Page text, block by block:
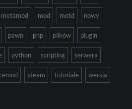
metamod mod motd nowy
pawn php plików plugin
python scripting serwera
steam tutoriale wersja